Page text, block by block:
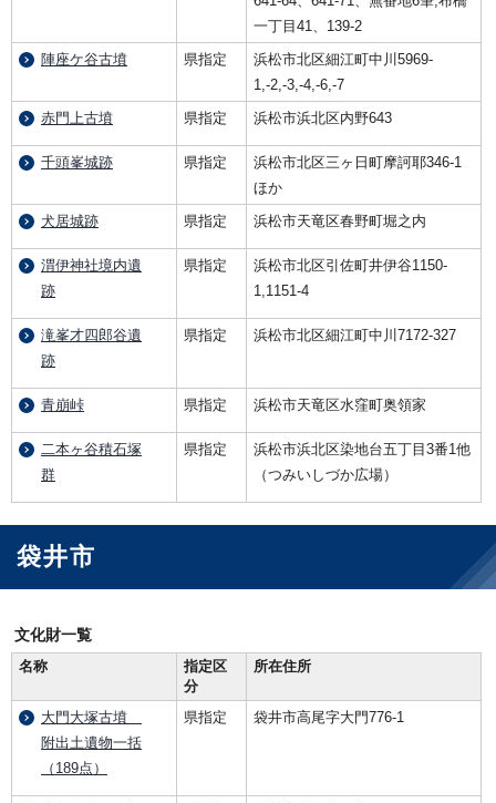
一丁目41、139-2
陣座ケ谷古墳
県指定
浜松市北区細江町中川5969-
1,-2,-3,-4,-6,-7
赤門上古墳
県指定 浜松市浜北区内野643
千頭峯城跡 県指定
浜松市北区三ヶ日町摩訶耶346-1
ほか
犬居城跡
県指定 浜松市天竜区春野町堀之内
渭伊神社境内遺
跡
県指定
浜松市北区引佐町井伊谷1150-
1,1151-4
滝峯才四郎谷遺
跡
県指定 浜松市北区細江町中川7172-327
青崩峠 県指定 浜松市天竜区水窪町奥領家
二本ヶ谷積石塚
群
県指定
浜松市浜北区染地台五丁目3番1他
（つみいしづか広場）
袋井市
文化財一覧
名称
指定区
分
所在住所
大門大塚古墳
附出土遺物一括
（189点）
県指定 袋井市高尾字大門776-1